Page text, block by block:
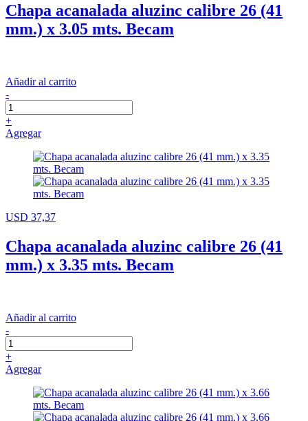
Chapa acanalada aluzinc calibre 26 (41
mm.) x 3.05 mts. Becam
Añadir al carrito
-
+
Agregar
USD 37,37
Chapa acanalada aluzinc calibre 26 (41
mm.) x 3.35 mts. Becam
Añadir al carrito
-
+
Agregar